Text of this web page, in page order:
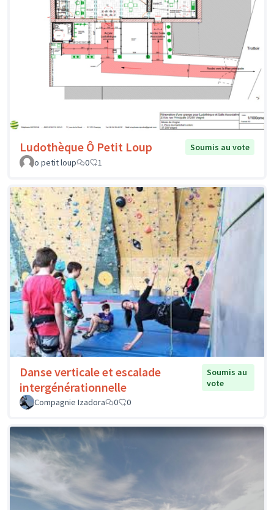
Ludothèque Ô Petit Loup
Soumis au vote
o petit loup
0 1
Danse verticale et escalade
intergénérationnelle
Soumis au
vote
Compagnie Izadora
0 0